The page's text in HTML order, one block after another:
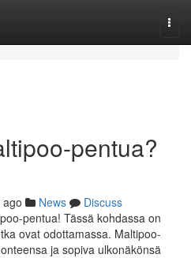
pentua?
News
Discuss
pentua! Tässä kohdassa on
ovat odottamassa. Maltipoo-
ja sopiva ulkonäkönsä